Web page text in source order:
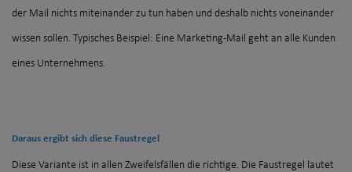
der Mail nichts miteinander zu tun haben und deshalb nichts voneinander
wissen sollen. Typisches Beispiel: Eine Marketing-Mail geht an alle Kunden
eines Unternehmens.
Daraus ergibt sich diese Faustregel
Diese Variante ist in allen Zweifelsfällen die richtige. Die Faustregel lautet